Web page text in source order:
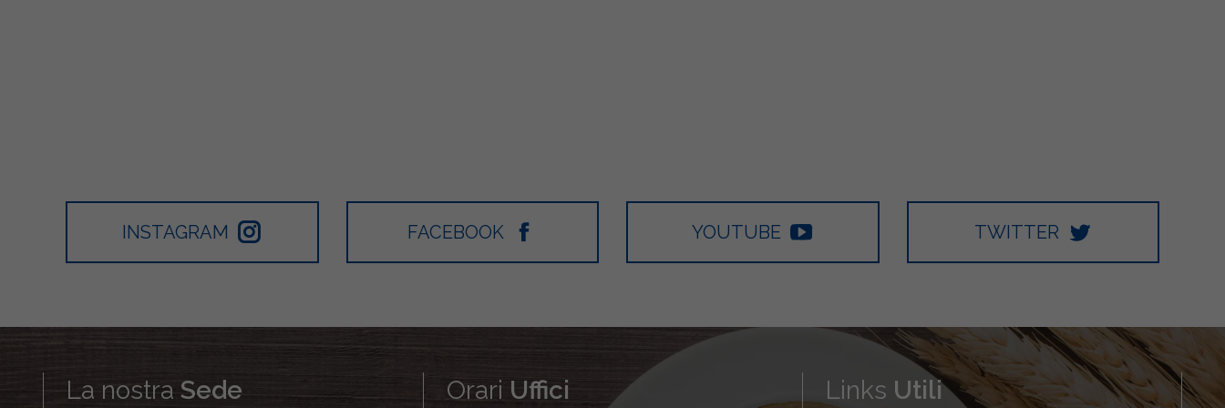
INSTAGRAM FACEBOOK YOUTUBE TWITTER
La nostra Sede Orari Uffici Links Utili